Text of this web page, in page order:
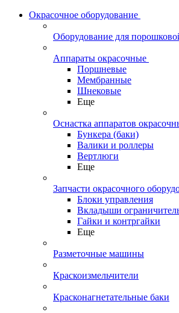
Окрасочное оборудование
Оборудование для
Аппараты окрасочные
Поршневые
Мембранные
Шнековые
Еще
Оснастка аппаратов
Бункера (баки)
Валики и роллеры
Вертлюги
Еще
Запчасти окрасочного
Блоки управления
Вкладыши
Гайки и контргайки
Еще
Разметочные машины
Краскоизмельчители
Красконагнетательные баки